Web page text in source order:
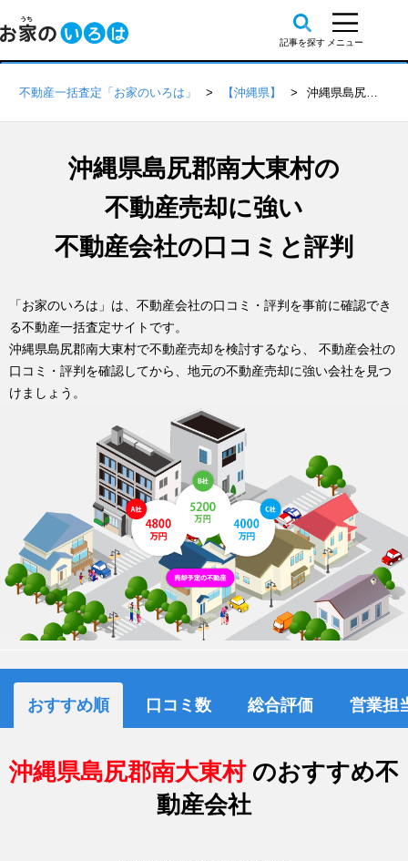
不動産一括査定「お家のいろは」 【沖縄県】 沖縄県島尻郡南大東村の不動産会社 口コミ・評判一覧
沖縄県島尻郡南大東村の
不動産売却に強い
不動産会社の口コミと評判
「お家のいろは」は、不動産会社の口コミ・評判を事前に確認でき
る不動産一括査定サイトです。
沖縄県島尻郡南大東村で不動産売却を検討するなら、 不動産会社の
口コミ・評判を確認してから、地元の不動産売却に強い会社を見つ
けましょう。
おすすめ順 口コミ数 総合評価 営業担
沖縄県島尻郡南大東村 のおすすめ不
動産会社